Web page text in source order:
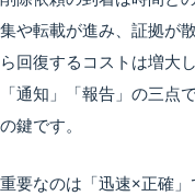
集や転載が進み、証拠が
ら回復するコストは増大
「通知」「報告」の三点
の鍵です。
重要なのは「迅速×正確